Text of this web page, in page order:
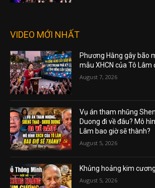
VIDEO MỚI NHẤT
Phương Hằng gây bão
mẫu XHCN của Tô Lâm
August 7, 2026
Vụ án tham nhũng
Duong đi về đâu? Mô
Lâm bao giờ sẽ thành?
August 5, 2026
Khủng hoảng kim
August 5, 2026